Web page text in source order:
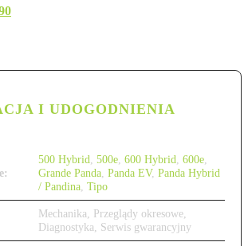
I UDOGODNIENIA
500 Hybrid 500e 600 Hybrid 600e
Grande Panda Panda EV, Panda Hybrid
/ Pandina Tipo
Mechanika, Przeglądy okresowe,
Diagnostyka, Serwis gwarancyjny